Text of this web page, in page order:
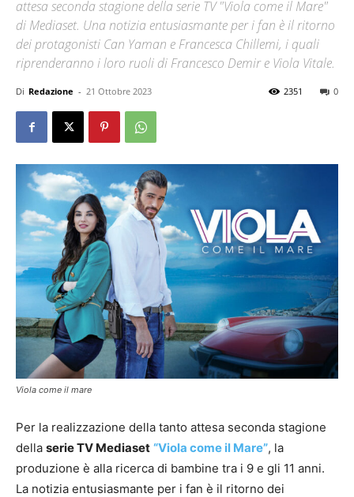
attesa seconda stagione della serie TV "Viola come il Mare"
di Mediaset. Una notizia entusiasmante per i fan è il ritorno
dei protagonisti Can Yaman e Francesca Chillemi, i quali
riprenderanno i loro ruoli di Francesco Demir e Viola Vitale.
Di Redazione - 21 Ottobre 2023 0
2351
Viola come il mare
Per la realizzazione della tanto attesa seconda stagione
della serie TV Mediaset “Viola come il Mare”, la
produzione è alla ricerca di bambine tra i 9 e gli 11 anni.
La notizia entusiasmante per i fan è il ritorno dei